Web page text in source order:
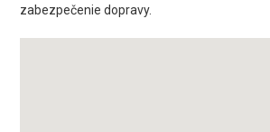
zabezpečenie dopravy.